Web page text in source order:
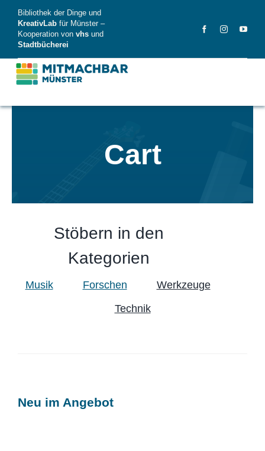
content
Bibliothek der Dinge und
KreativLab für Münster –
Kooperation von vhs und
Stadtbücherei
News
Cart
Stöbern in den
Kategorien
Musik Forschen
Werkzeuge
Technik
Neu im Angebot